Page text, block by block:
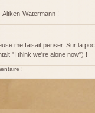
Watermann !
me faisait penser. Sur la
"I think we're alone now") !
!